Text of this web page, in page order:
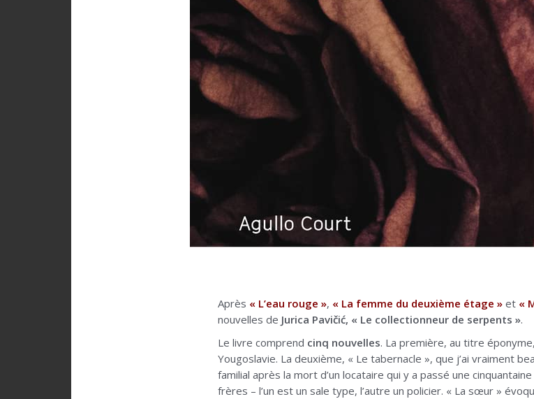
Après « L’eau rouge », « La femme du deuxième étage » et «
nouvelles de Jurica Pavičić, « Le collectionneur de serpents ».
Le livre comprend cinq nouvelles. La première, au titre
Yougoslavie. La deuxième, « Le tabernacle », que j’ai vraiment
familial après la mort d’un locataire qui y a passé une
frères – l’un est un sale type, l’autre un policier. « La sœur »